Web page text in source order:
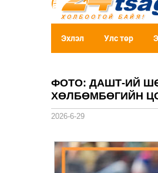
Эхлэл Улс төр
ФОТО: ДАШТ-ИЙ
ХӨЛБӨМБӨГИЙН
2026-6-29